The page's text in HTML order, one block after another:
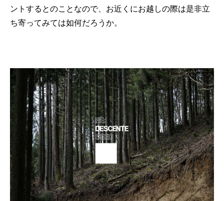
ントするとのことなので、 お近くにお越しの際は是非立
ち寄ってみては如何だろうか。